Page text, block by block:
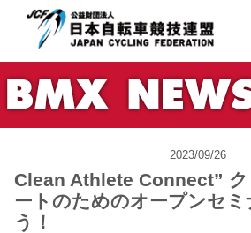
2023/09/26
Clean Athlete Connect” ク
ートのためのオープンセミ
う！